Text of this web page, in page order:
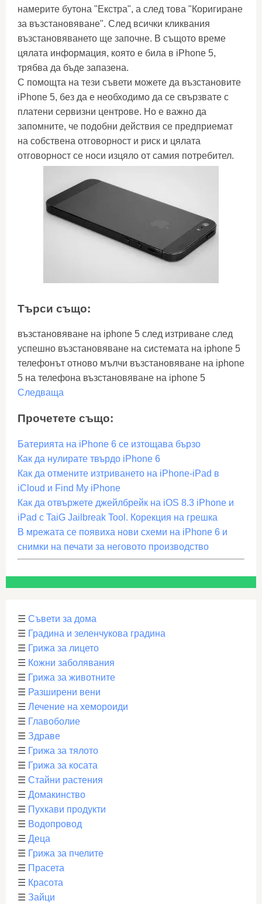
намерите бутона "Екстра", а след това "Коригиране
за възстановяване". След всички кликвания
възстановяването ще започне. В същото време
цялата информация, която е била в iPhone 5,
трябва да бъде запазена.
С помощта на тези съвети можете да възстановите
iPhone 5, без да е необходимо да се свързвате с
платени сервизни центрове. Но е важно да
запомните, че подобни действия се предприемат
на собствена отговорност и риск и цялата
отговорност се носи изцяло от самия потребител.
Търси също:
възстановяване на iphone 5 след изтриване след
успешно възстановяване на системата на iphone 5
телефонът отново мълчи възстановяване на iphone
5 на телефона възстановяване на iphone 5
Следваща
Прочетете също:
Батерията на iPhone 6 се изтощава бързо
Как да нулирате твърдо iPhone 6
Как да отмените изтриването на iPhone-iPad в
iCloud и Find My iPhone
Как да отвържете джейлбрейк на iOS 8.3 iPhone и
iPad с TaiG Jailbreak Tool. Корекция на грешка
В мрежата се появиха нови схеми на iPhone 6 и
снимки на печати за неговото производство
☰ Съвети за дома
☰ Градина и зеленчукова градина
☰ Грижа за лицето
☰ Кожни заболявания
☰ Грижа за животните
☰ Разширени вени
☰ Лечение на хемороиди
☰ Главоболие
☰ Здраве
☰ Грижа за тялото
☰ Грижа за косата
☰ Стайни растения
☰ Домакинство
☰ Пухкави продукти
☰ Водопровод
☰ Деца
☰ Грижа за пчелите
☰ Прасета
☰ Красота
☰ Зайци